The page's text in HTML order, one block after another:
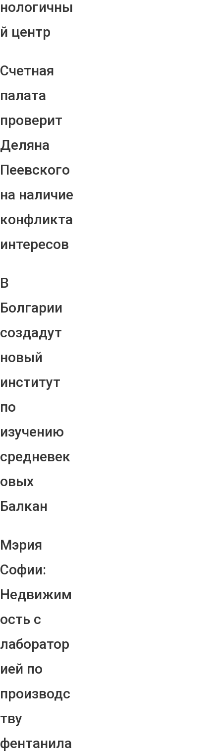
нологичны
й центр
Счетная
палата
проверит
Деляна
Пеевского
на наличие
конфликта
интересов
В
Болгарии
создадут
новый
институт
по
изучению
средневек
овых
Балкан
Мэрия
Софии:
Недвижим
ость с
лаборатор
ией по
производс
тву
фентанила